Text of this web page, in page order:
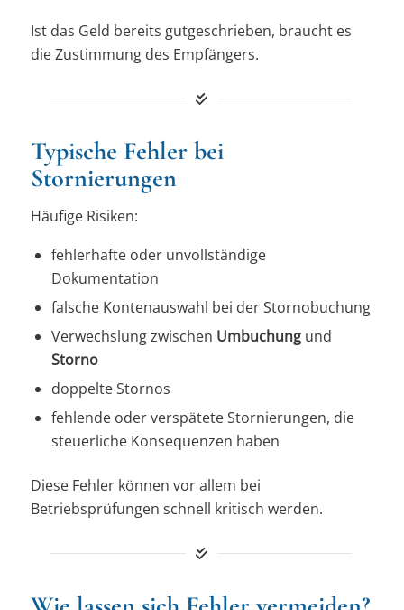
Ist das Geld bereits gutgeschrieben, braucht es
die Zustimmung des Empfängers.
Typische Fehler bei
Stornierungen
Häufige Risiken:
fehlerhafte oder unvollständige
Dokumentation
falsche Kontenauswahl bei der Stornobuchung
Verwechslung zwischen Umbuchungund
Storno
doppelte Stornos
fehlende oder verspätete Stornierungen, die
steuerliche Konsequenzen haben
Diese Fehler können vor allem bei
Betriebsprüfungen schnell kritisch werden.